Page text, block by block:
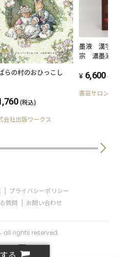
らの村のおひっこし
(税込)
会社出版ワークス
墨液 漢字
宗 濃墨液
6,600 (税
書芸サロン賛
プライバシーポリシー
質問 お問い合わせ
all rights reserved.